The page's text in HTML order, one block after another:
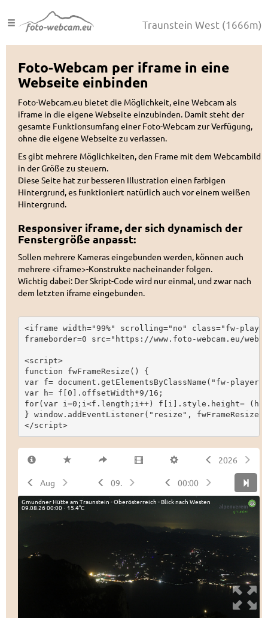
Traunstein West (1666m)
Foto-Webcam per iframe in eine
Webseite einbinden
Foto-Webcam.eu bietet die Möglichkeit, eine Webcam als
iframe in die eigene Webseite einzubinden. Damit steht der
gesamte Funktionsumfang einer Foto-Webcam zur Verfügung,
ohne die eigene Webseite zu verlassen.
Es gibt mehrere Möglichkeiten, den Frame mit dem Webcambild
in der Größe zu steuern.
Diese Seite hat zur besseren Illustration einen farbigen
Hintergrund, es funktioniert natürlich auch vor einem weißen
Hintergrund.
Responsiver iframe, der sich dynamisch der
Fenstergröße anpasst:
Sollen mehrere Kameras eingebunden werden, können auch
mehrere <iframe>-Konstrukte nacheinander folgen.
Wichtig dabei: Der Skript-Code wird nur einmal, und zwar nach
dem letzten iframe eingebunden.
<iframe width="99%" scrolling="no" class="fw-
frameborder=0 src="https://www.foto-webcam.eu/
<script>
function fwFrameResize() {
var f= document.getElementsByClassName("fw-
var h= f[0].offsetWidth*9/16;
for(var i=0;i<f.length;i++) f[i].style.height=
} window.addEventListener("resize",
</script>